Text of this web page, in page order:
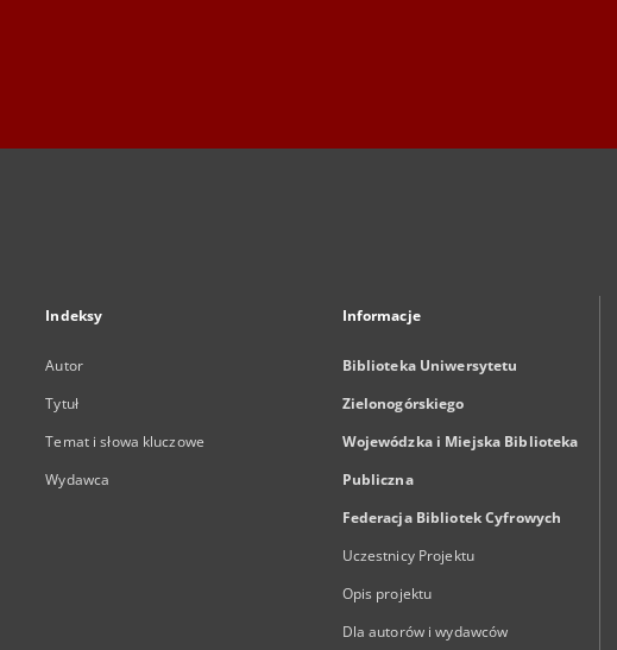
Indeksy
Autor
Tytuł
Temat i słowa kluczowe
Wydawca
Informacje
Biblioteka Uniwersytetu
Zielonogórskiego
Wojewódzka i Miejska Biblioteka
Publiczna
Federacja Bibliotek Cyfrowych
Uczestnicy Projektu
Opis projektu
Dla autorów i wydawców